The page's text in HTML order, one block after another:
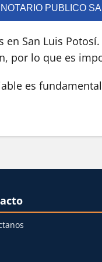
PUBLICO
San Luis
por lo que es
es